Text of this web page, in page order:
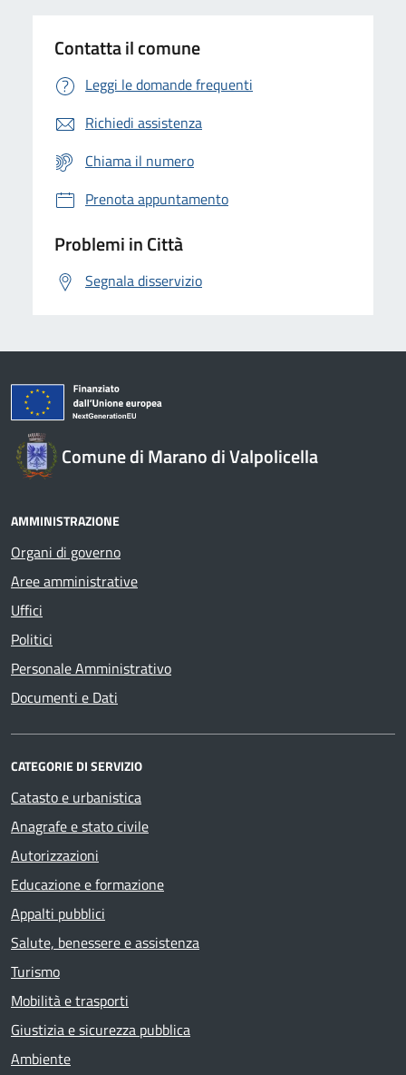
Contatta il comune
Leggi le domande frequenti
Richiedi assistenza
Chiama il numero
Prenota appuntamento
Problemi in Città
Segnala disservizio
Comune di Marano di Valpolicella
AMMINISTRAZIONE
Organi di governo
Aree amministrative
Uffici
Politici
Personale Amministrativo
Documenti e Dati
CATEGORIE DI SERVIZIO
Catasto e urbanistica
Anagrafe e stato civile
Autorizzazioni
Educazione e formazione
Appalti pubblici
Salute, benessere e assistenza
Turismo
Mobilità e trasporti
Giustizia e sicurezza pubblica
Ambiente